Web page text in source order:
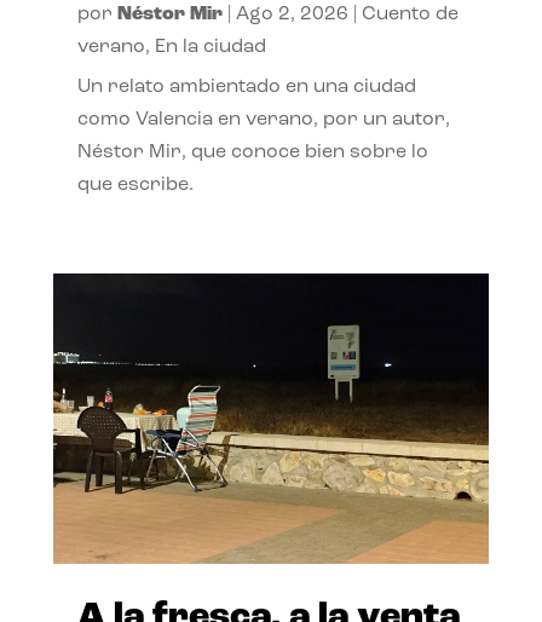
por Néstor Mir| Ago 2, 2026
Cuento de
verano, En la ciudad
Un relato ambientado en una ciudad
como Valencia en verano, por un autor,
Néstor Mir, que conoce bien sobre lo
que escribe.